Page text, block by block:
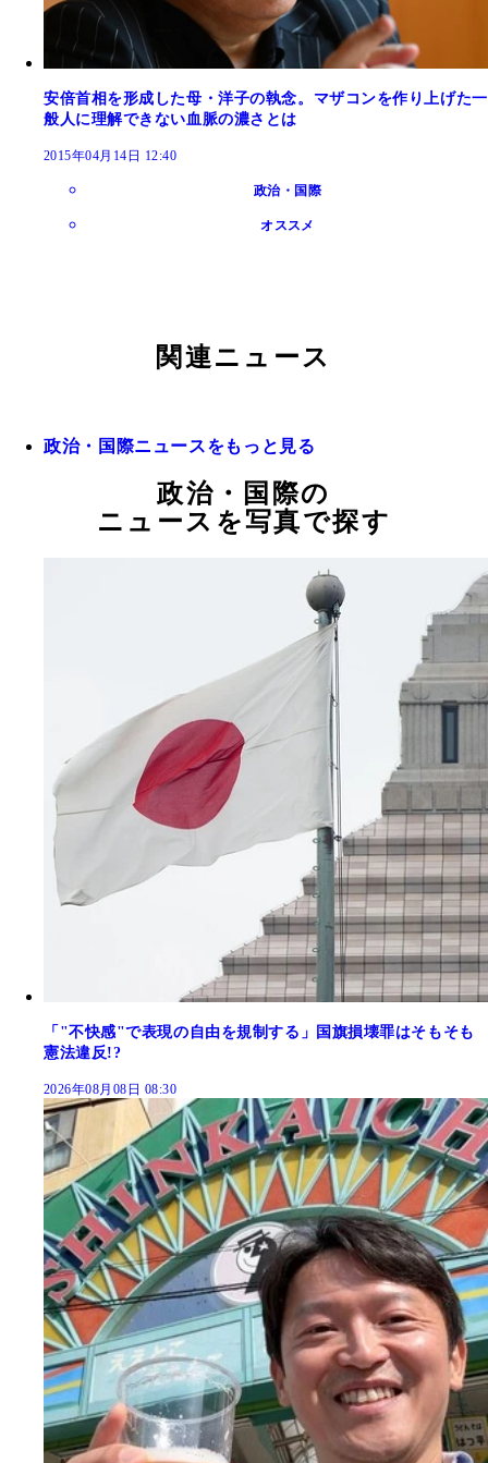
安倍首相を形成した母・洋子の執念。マザコンを作り上げた一
般人に理解できない血脈の濃さとは
2015年04月14日 12:40
政治・国際
オススメ
関連ニュース
政治・国際ニュースをもっと見る
政治・国際の
ニュースを写真で探す
「"不快感"で表現の自由を規制する」国旗損壊罪はそもそも
憲法違反!?
2026年08月08日 08:30